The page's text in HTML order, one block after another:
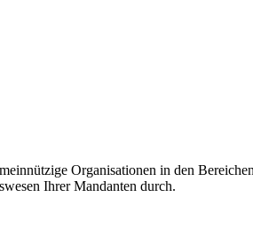
Organisationen in den
Ihrer Mandanten durch.